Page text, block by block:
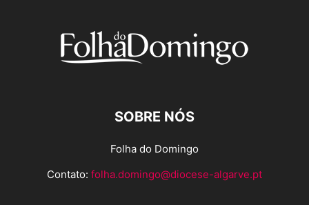
SOBRE NÓS
Folha do Domingo
Contato: folha.domingo@diocese-algarve.pt